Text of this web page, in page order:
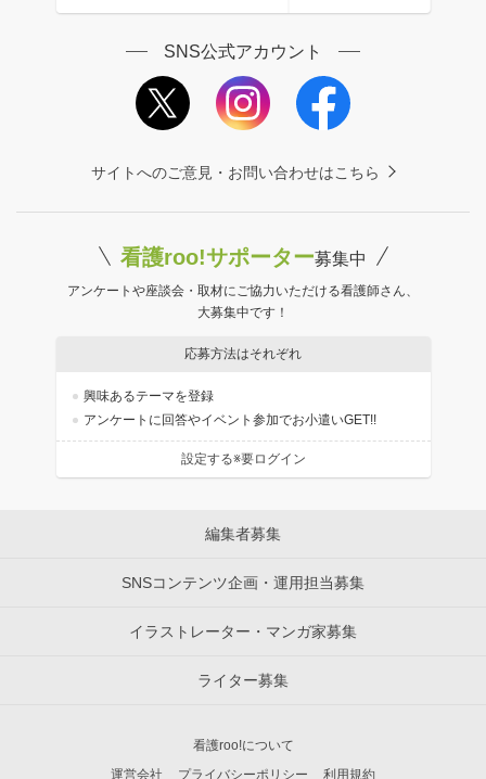
SNS公式アカウント
サイトへのご意見・お問い合わせはこちら
看護roo!サポーター募集中
アンケートや座談会・取材にご協力いただける看護師さん、
大募集中です！
応募方法はそれぞれ
興味あるテーマを登録
アンケートに回答やイベント参加でお小遣いGET!!
設定する※要ログイン
編集者募集
SNSコンテンツ企画・運用担当募集
イラストレーター・マンガ家募集
ライター募集
看護roo!について
運営会社
プライバシーポリシー 利用規約